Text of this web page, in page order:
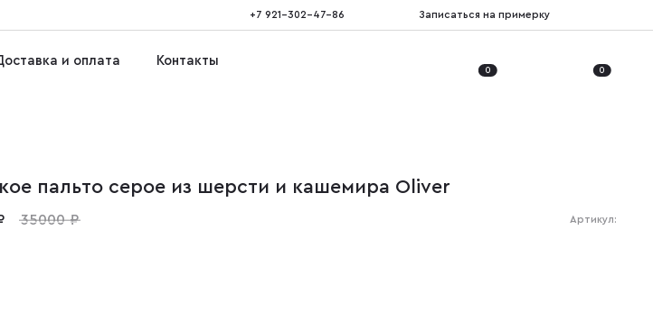
+7 921-302-47-86 Записаться на примерку
и оплата Контакты
0 0
пальто серое из шерсти и кашемира Oliver
35000 ₽ Артикул: